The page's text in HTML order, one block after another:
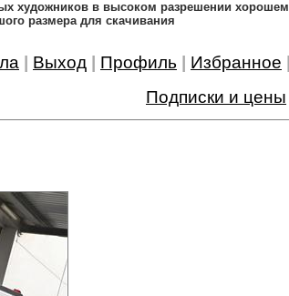
художников в высоком разрешении хорошем
размера для скачивания
Выход Профиль Избранное
Подписки и цены